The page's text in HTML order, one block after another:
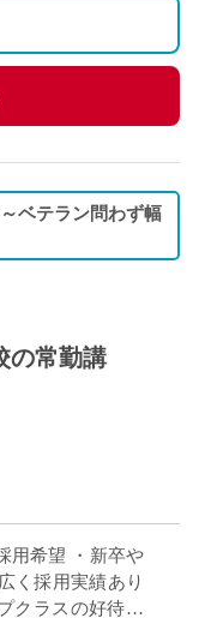
保険
ベテラン問わず幅
の常勤講
用希望 ・新卒や
く採用実績あり
クラスの好待遇